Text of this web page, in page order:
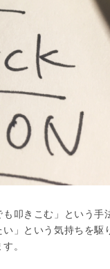
叩きこむ」という手
」という気持ちを駆
。